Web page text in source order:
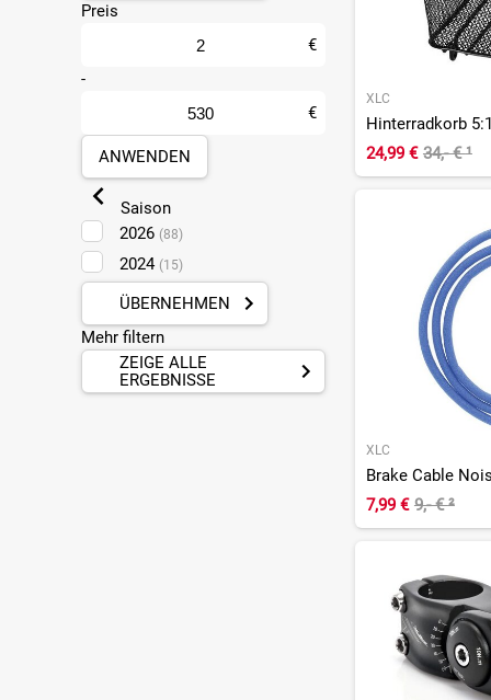
Ludwigshafen
Mülheim-Kärlich
Münster(3)
Pforzheim
Sankt Augustin
Preis
€
-
€
ANWENDEN
Saison
2026 (88)
2024 (15)
ÜBERNEHMEN
Mehr filtern
ZEIGE ALLE
ERGEBNISSE
XLC
Hinterradkorb
24,99 € 34,- €¹
XLC
7,99 € 9,- €²